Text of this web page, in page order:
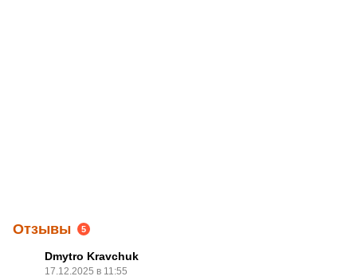
Отзывы 5
Dmytro Kravchuk
17.12.2025 в 11:55